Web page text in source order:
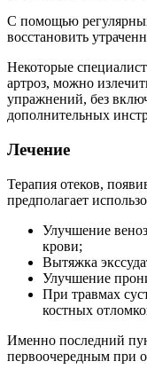
С помощью
восстановить
Некоторые
артроз, можно
упражнений, без
дополнительных
Лечение
Терапия отеков,
предполагает
Улучшение
крови;
Вытяжка
Улучшение
При травмах
костных
Именно последний
первоочередным при